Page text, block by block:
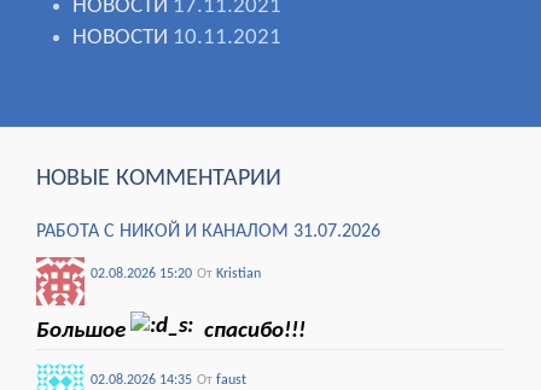
НОВОСТИ 17.11.2021
НОВОСТИ 10.11.2021
НОВЫЕ КОММЕНТАРИИ
РАБОТА С НИКОЙ И КАНАЛОМ 31.07.2026
02.08.2026 15:20 От Kristian
Большое спасибо!!!
02.08.2026 14:35 От faust